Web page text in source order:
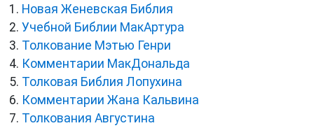
Новая Женевская Библия
Учебной Библии МакАртура
Толкование Мэтью Генри
Комментарии МакДональда
Толковая Библия Лопухина
Комментарии Жана Кальвина
Толкования Августина